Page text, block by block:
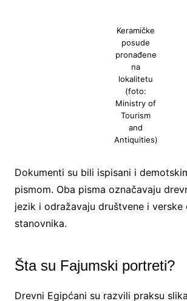
Keramičke
posude
pronađene
na
lokalitetu
(foto:
Ministry of
Tourism
and
Antiquities)
Dokumenti su bili ispisani i
pismom. Oba pisma označavaju
jezik i odražavaju društvene i verske
stanovnika.
Šta su Fajumski portreti?
Drevni Egipćani su razvili praksu